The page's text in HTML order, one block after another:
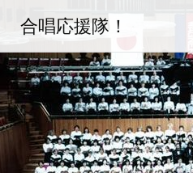
ン
ツ
へ
ス
合唱応援隊！